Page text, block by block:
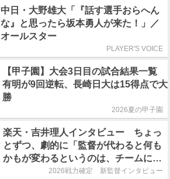
中日・大野雄大「『話す選手おらへん
な』と思ったら坂本勇人が来た！」／
オールスター
PLAYER'S VOICE
【甲子園】大会3日目の試合結果一覧
有明が9回逆転、長崎日大は15得点で大
勝
2026夏の甲子園
楽天・吉井理人インタビュー ちょっ
とずつ、劇的に「監督が代わると何も
かもが変わるというのは、チームにと
って良くないことなんです」
2026戦力確定 新監督インタビュー